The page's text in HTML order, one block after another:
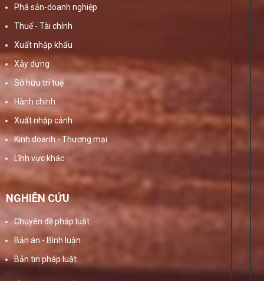
Phá sản-doanh nghiệp
Thuế - Tài chính
Xuất nhập khẩu
Xây dựng
Sở hữu trí tuệ
Hành chính
Xuất nhập cảnh
Kinh doanh - Thương mại
Lĩnh vực khác
NGHIÊN CỨU
Chuyên đề pháp luật
Bản án - Bình luận
Bản tin pháp luật